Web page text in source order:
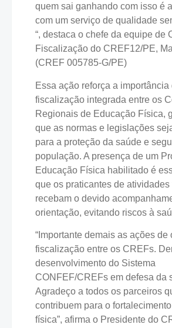
quem sai ganhando com isso é
com um serviço de qualidade
“, destaca o chefe da equipe de
Fiscalização do CREF12/PE,
(CREF 005785-G/PE)
Essa ação reforça a importância
fiscalização integrada entre os
Regionais de Educação Física,
que as normas e legislações
para a proteção da saúde e
população. A presença de um
Educação Física habilitado é
que os praticantes de atividades
recebam o devido
orientação, evitando riscos à
“Importante demais as ações de
fiscalização entre os CREFs.
desenvolvimento do Sistema
CONFEF/CREFs em defesa da
Agradeço a todos os parceiros
contribuem para o
física”, afirma o Presidente do